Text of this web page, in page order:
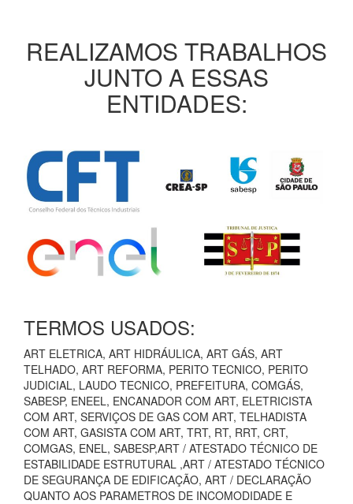
REALIZAMOS TRABALHOS
JUNTO A ESSAS
ENTIDADES:
TERMOS USADOS:
ART ELETRICA, ART HIDRÁULICA, ART GÁS, ART
TELHADO, ART REFORMA, PERITO TECNICO, PERITO
JUDICIAL, LAUDO TECNICO, PREFEITURA, COMGÁS,
SABESP, ENEEL, ENCANADOR COM ART, ELETRICISTA
COM ART, SERVIÇOS DE GAS COM ART, TELHADISTA
COM ART, GASISTA COM ART, TRT, RT, RRT, CRT,
COMGAS, ENEL, SABESP,ART / ATESTADO TÉCNICO DE
ESTABILIDADE ESTRUTURAL ,ART / ATESTADO TÉCNICO
DE SEGURANÇA DE EDIFICAÇÃO, ART / DECLARAÇÃO
QUANTO AOS PARAMETROS DE INCOMODIDADE E